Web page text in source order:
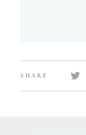
SHARE